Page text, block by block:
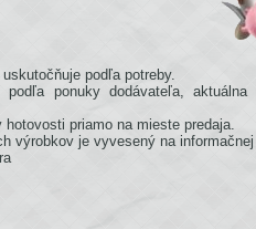
podľa potreby.
ponuky dodávateľa, aktuálna
priamo na mieste predaja.
výrobkov je vyvesený na